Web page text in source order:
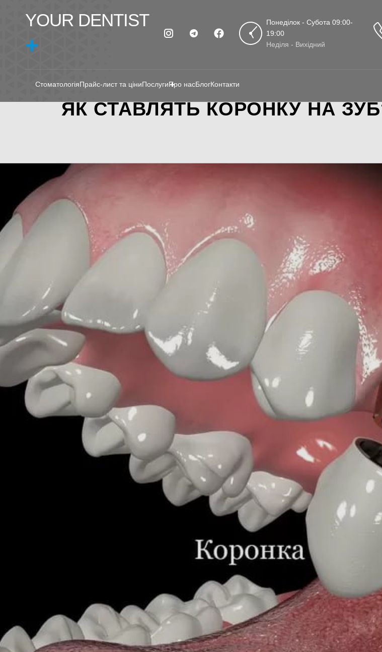
YOUR DENTIST
+
Понеділок - Субота 09:00-
19:00
Неділя - Вихідний
СтоматологіяПрайс-лист та ціниПослугиПро насБлогКонтакти
ЯК СТАВЛЯТЬ КОРОНКУ НА